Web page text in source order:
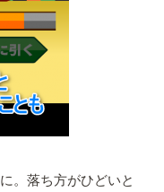
。落ち方がひどいと